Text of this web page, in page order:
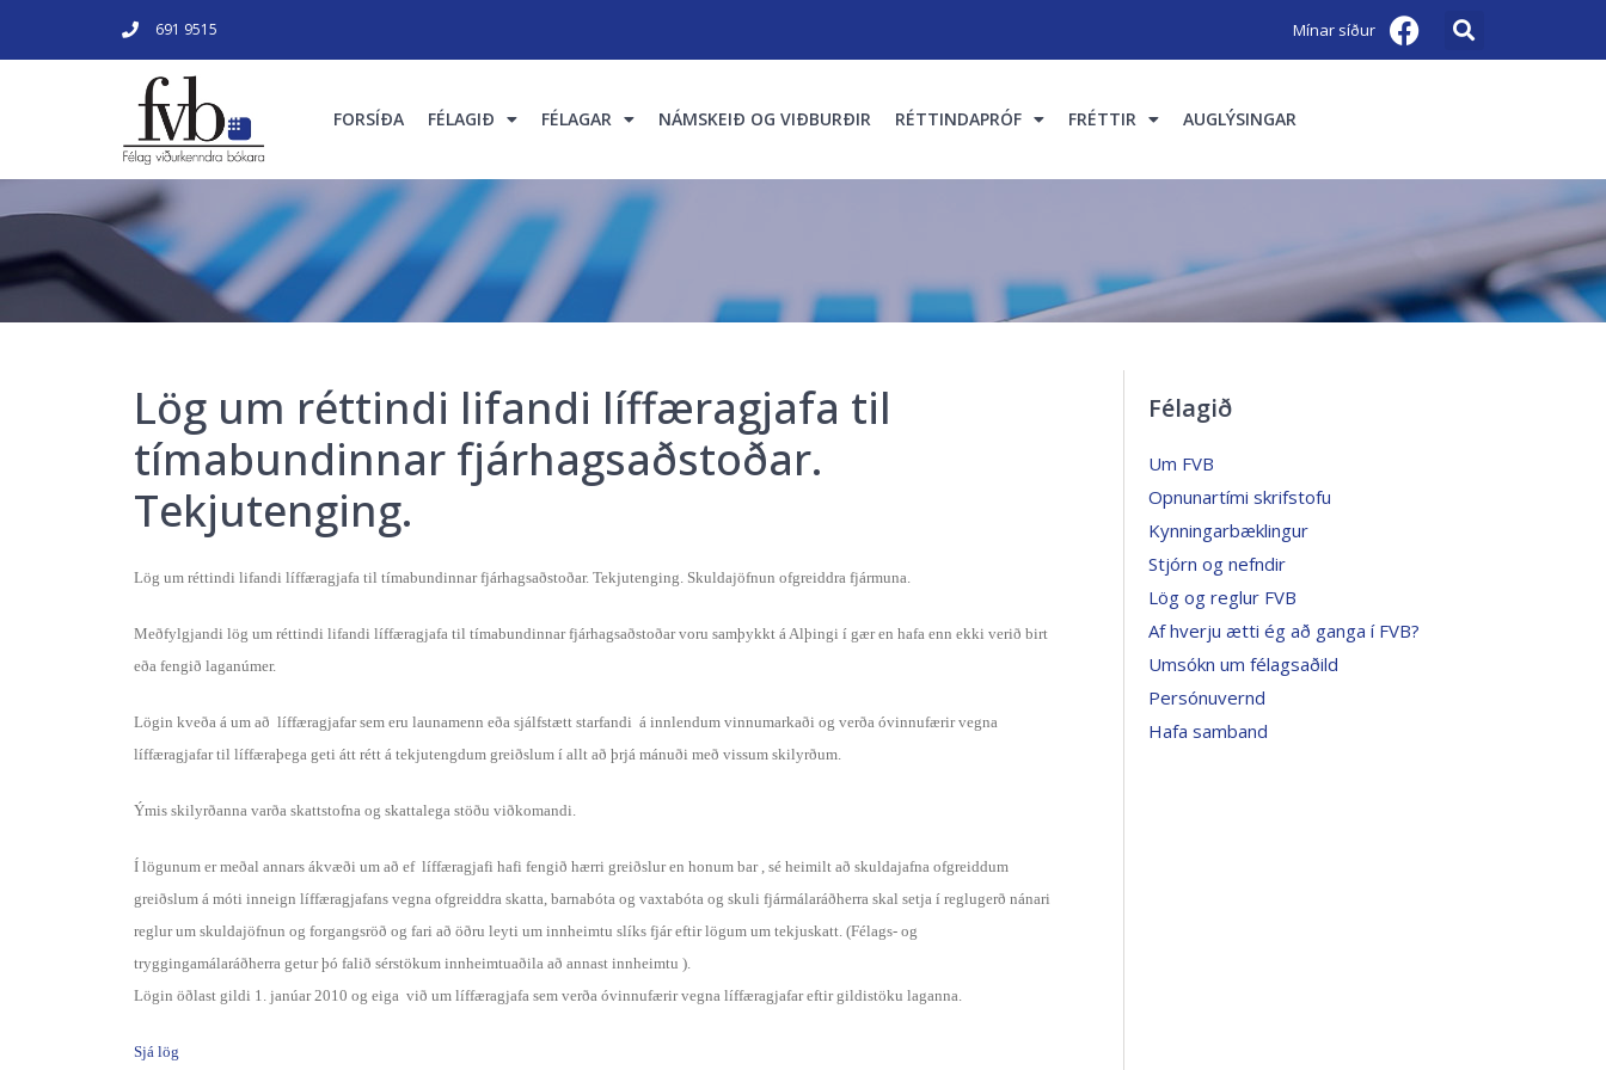
691 9515 Mínar síður
FORSÍÐA FÉLAGIÐ FÉLAGAR NÁMSKEIÐ OG VIÐBURÐIR RÉTTINDAPRÓF FRÉTTIR AUGLÝSINGAR
Lög um réttindi lifandi líffæragjafa til
tímabundinnar fjárhagsaðstoðar.
Tekjutenging.
Lög um réttindi lifandi líffæragjafa til tímabundinnar fjárhagsaðstoðar. Tekjutenging. Skuldajöfnun ofgreiddra fjármuna.
Meðfylgjandi lög um réttindi lifandi líffæragjafa til tímabundinnar fjárhagsaðstoðar voru samþykkt á Alþingi í gær en hafa enn ekki verið birt
eða fengið laganúmer.
Lögin kveða á um að líffæragjafar sem eru launamenn eða sjálfstætt starfandi á innlendum vinnumarkaði og verða óvinnufærir vegna
líffæragjafar til líffæraþega geti átt rétt á tekjutengdum greiðslum í allt að þrjá mánuði með vissum skilyrðum.
Ýmis skilyrðanna varða skattstofna og skattalega stöðu viðkomandi.
Í lögunum er meðal annars ákvæði um að ef líffæragjafi hafi fengið hærri greiðslur en honum bar , sé heimilt að skuldajafna ofgreiddum
greiðslum á móti inneign líffæragjafans vegna ofgreiddra skatta, barnabóta og vaxtabóta og skuli fjármálaráðherra skal setja í reglugerð nánari
reglur um skuldajöfnun og forgangsröð og fari að öðru leyti um innheimtu slíks fjár eftir lögum um tekjuskatt. (Félags- og
tryggingamálaráðherra getur þó falið sérstökum innheimtuaðila að annast innheimtu ).
Lögin öðlast gildi 1. janúar 2010 og eiga við um líffæragjafa sem verða óvinnufærir vegna líffæragjafar eftir gildistöku laganna.
Sjá lög
Félagið
Um FVB
Opnunartími skrifstofu
Kynningarbæklingur
Stjórn og nefndir
Lög og reglur FVB
Af hverju ætti ég að ganga í FVB?
Umsókn um félagsaðild
Persónuvernd
Hafa samband